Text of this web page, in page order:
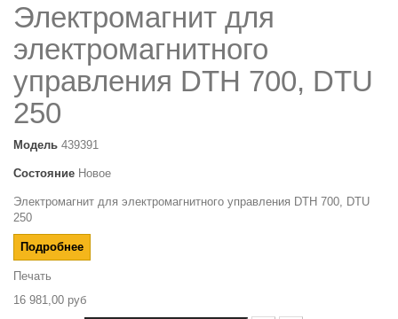
Электромагнит для
электромагнитного
управления DTH 700, DTU
250
Модель 439391
Состояние Новое
Электромагнит для электромагнитного управления DTH 700, DTU
250
Подробнее
Печать
16 981,00 руб